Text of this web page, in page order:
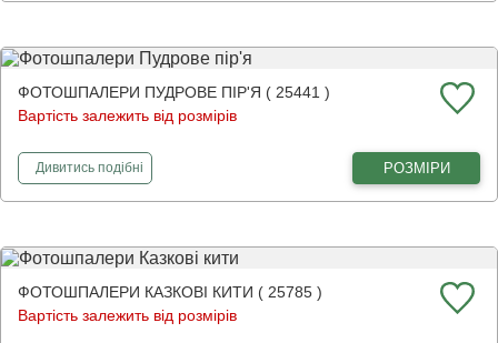
ФОТОШПАЛЕРИ ПУДРОВЕ ПІР'Я ( 25441 )
Вартість залежить від розмірів
Дивитисьфотошпалери
подібні РОЗМІРИ
ФОТОШПАЛЕРИ КАЗКОВІ КИТИ ( 25785 )
Вартість залежить від розмірів